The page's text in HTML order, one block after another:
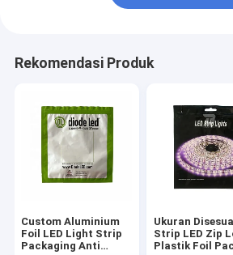
Rekomendasi Produk
Custom Aluminium
Foil LED Light Strip
Packaging Anti
Ukuran
Strip LED Zip
Plastik Foil